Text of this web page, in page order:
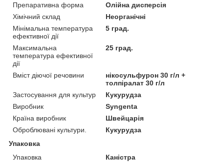
Препаративна форма
Олійна дисперсія
Хімічний склад
Неорганічні
Мінімальна температура
ефективної дії
5 град.
Максимальна
температура ефективної
дії
25 град.
Вміст діючої речовини
нікосульфурон 30 г/л +
толпіралат 30 г/л
Застосування для культур
Кукурудза
Виробник
Syngenta
Країна виробник
Швейцарія
Оброблювані культури.
Кукурудза
Упаковка
Упаковка
Каністра